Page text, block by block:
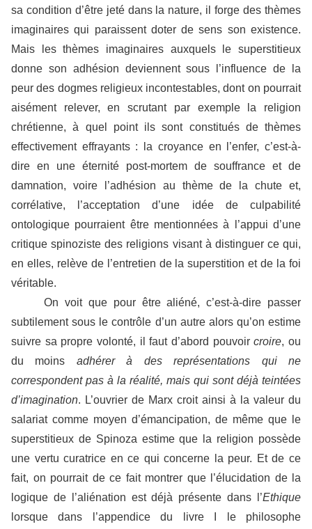
sa condition d’être jeté dans la nature, il forge des thèmes
imaginaires qui paraissent doter de sens son existence.
Mais les thèmes imaginaires auxquels le superstitieux
donne son adhésion deviennent sous l’influence de la
peur des dogmes religieux incontestables, dont on pourrait
aisément relever, en scrutant par exemple la religion
chrétienne, à quel point ils sont constitués de thèmes
effectivement effrayants : la croyance en l’enfer, c’est-à-
dire en une éternité post-mortem de souffrance et de
damnation, voire l’adhésion au thème de la chute et,
corrélative, l’acceptation d’une idée de culpabilité
ontologique pourraient être mentionnées à l’appui d’une
critique spinoziste des religions visant à distinguer ce qui,
en elles, relève de l’entretien de la superstition et de la foi
véritable.
On voit que pour être aliéné, c’est-à-dire passer
subtilement sous le contrôle d’un autre alors qu’on estime
suivre sa propre volonté, il faut d’abord pouvoircroire, ou
du moins adhérer à des représentations qui ne
correspondent pas à la réalité, mais qui sont déjà teintées
d’imagination. L’ouvrier de Marx croit ainsi à la valeur du
salariat comme moyen d’émancipation, de même que le
superstitieux de Spinoza estime que la religion possède
une vertu curatrice en ce qui concerne la peur. Et de ce
fait, on pourrait de ce fait montrer que l’élucidation de la
logique de l’aliénation est déjà présente dans l’Ethique
lorsque dans l’appendice du livre I le philosophe